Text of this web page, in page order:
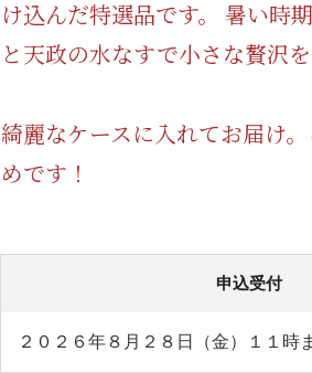
け込んだ特選品です。 暑い時
と天政の水なすで小さな贅沢を
綺麗なケースに入れてお届け
めです！
申込受付
２０２６年８月２８日（金）１１時